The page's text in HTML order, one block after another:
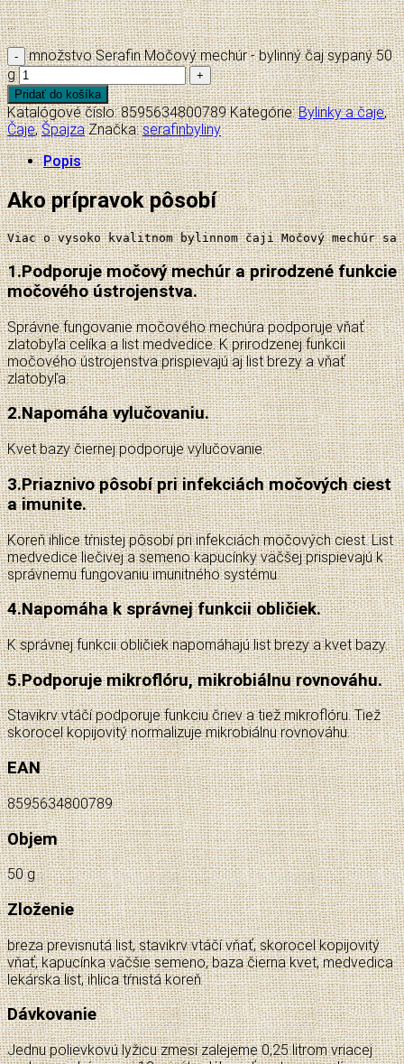
…
množstvo Serafin Močový mechúr - bylinný čaj sypaný 50
g
Pridať do košíka
Katalógové číslo:8595634800789 Kategórie:Bylinky a čaje,
Čaje,Špajza Značka:serafinbyliny
Popis
Ako prípravok pôsobí
Viac o vysoko kvalitnom bylinnom čaji Močový mechúr
1.Podporuje močový mechúr a prirodzené funkcie
močového ústrojenstva.
Správne fungovanie močového mechúra podporuje vňať
zlatobyľa celíka a list medvedice. K prirodzenej funkcii
močového ústrojenstva prispievajú aj list brezy a vňať
zlatobyľa.
2.Napomáha vylučovaniu.
Kvet bazy čiernej podporuje vylučovanie.
3.Priaznivo pôsobí pri infekciách močových ciest
a imunite.
Koreň ihlice tŕnistej pôsobí pri infekciách močových ciest. List
medvedice liečivej a semeno kapucínky väčšej prispievajú k
správnemu fungovaniu imunitného systému.
4.Napomáha k správnej funkcii obličiek.
K správnej funkcii obličiek napomáhajú list brezy a kvet bazy.
5.Podporuje mikroflóru, mikrobiálnu rovnováhu.
Stavikrv vtáčí podporuje funkciu čriev a tiež mikroflóru. Tiež
skorocel kopijovitý normalizuje mikrobiálnu rovnováhu.
EAN
8595634800789
Objem
50 g
Zloženie
breza previsnutá list, stavikrv vtáčí vňať, skorocel kopijovitý
vňať, kapucínka väčšie semeno, baza čierna kvet, medvedica
lekárska list, ihlica tŕnistá koreň
Dávkovanie
Jednu polievkovú lyžicu zmesi zalejeme 0,25 litrom vriacej